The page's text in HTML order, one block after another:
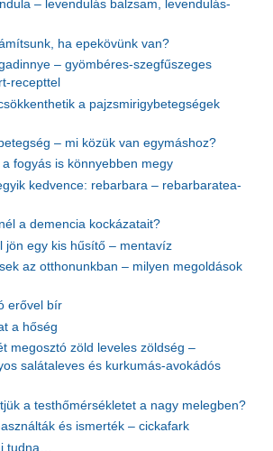
– levendulás balzsam, levendulás-
ha epekövünk van?
– gyömbéres-szegfűszeges
recepttel
a pajzsmirigybetegségek
– mi közük van egymáshoz?
fogyás is könnyebben megy
kedvence: rebarbara – rebarbaratea-
a demencia kockázatait?
jön egy kis hűsítő – mentavíz
az otthonunkban – milyen megoldások
erővel bír
a hőség
megosztó zöld leveles zöldség –
salátaleves és kurkumás-avokádós
a testhőmérsékletet a nagy melegben?
és ismerték – cickafark
tudna…